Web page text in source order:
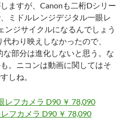
ますが、Canonも二桁Dシリー
ミドルレンジデジタル一眼レ
ンジサイクルになるんでしょう
わり映えしなかったので、
な部分は進化しないと思う。な
。ニコンは動画に関してはそ
しね。
フカメラ D90 ￥ 78,090